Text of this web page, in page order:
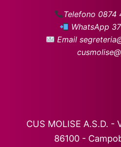
Telefono 0874
WhatsApp
Email
CUS MOLISE A.S.D. -
86100 -